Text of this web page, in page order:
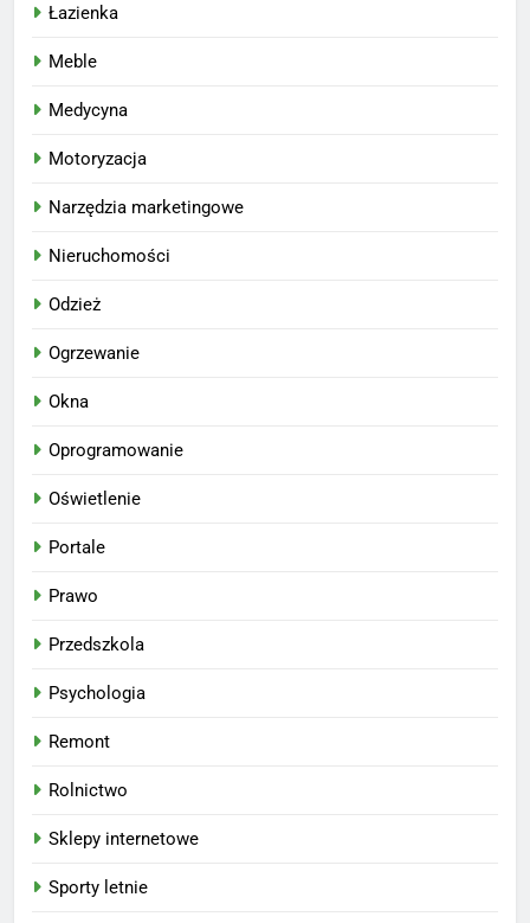
Łazienka
Meble
Medycyna
Motoryzacja
Narzędzia marketingowe
Nieruchomości
Odzież
Ogrzewanie
Okna
Oprogramowanie
Oświetlenie
Portale
Prawo
Przedszkola
Psychologia
Remont
Rolnictwo
Sklepy internetowe
Sporty letnie